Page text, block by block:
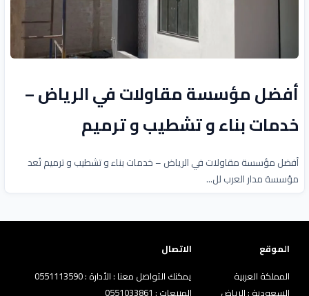
أفضل مؤسسة مقاولات في الرياض –
خدمات بناء و تشطيب و ترميم
أفضل مؤسسة مقاولات في الرياض – خدمات بناء و تشطيب و ترميم تُعد
مؤسسة مدار العرب لل...
الموقع
الاتصال
المملكة العربية
السعودية : الرياض
يمكنك التواصل معنا : الأدارة : 0551113590
المبيعات : 0551033861